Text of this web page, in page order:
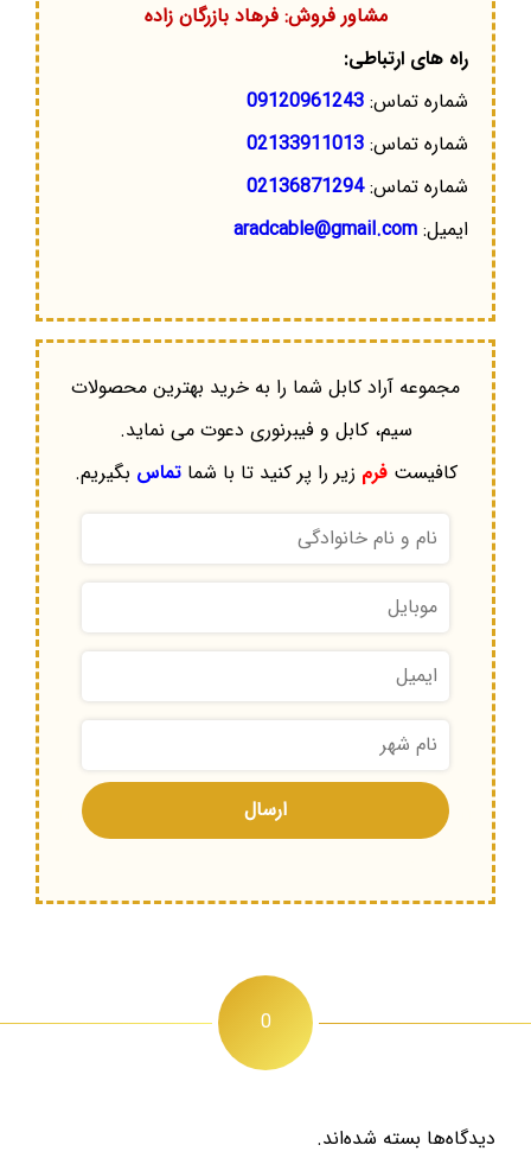
مشاور فروش: فرهاد بازرگان زاده
راه های ارتباطی:
شماره تماس: 09120961243
شماره تماس: 02133911013
شماره تماس:02136871294
ایمیل: aradcable@gmail.com
مجموعه آراد کابل شما را به خرید بهترین محصولات
سیم، کابل و فیبرنوری دعوت می نماید.
کافیستفرم زیر را پر کنید تا با شماتماس بگیریم.
0
دیدگاه‌ها بسته شده‌اند.